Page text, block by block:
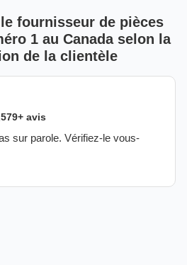
fournisseur de pièces
1 au Canada selon la
de la clientèle
avis
sur parole. Vérifiez-le vous-